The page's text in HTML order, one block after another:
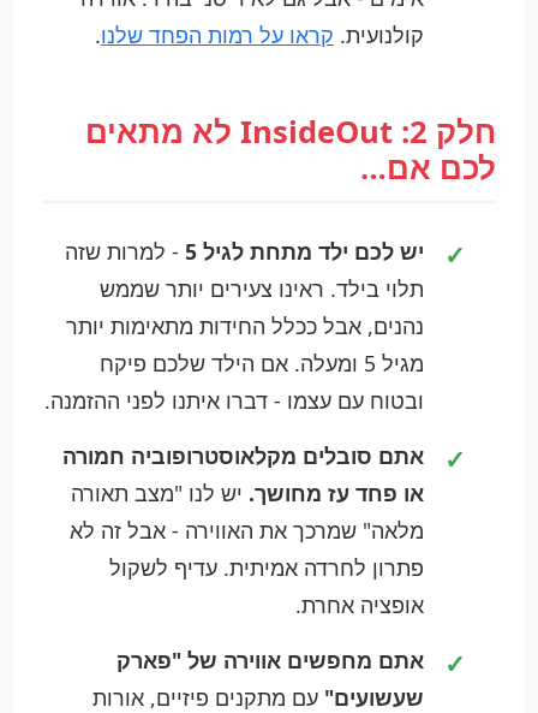
קולנועית. קראו על רמות הפחד שלנו.
חלק 2: InsideOut לא מתאים
לכם אם…
יש לכם ילד מתחת לגיל 5
- למרות שזה
תלוי בילד. ראינו צעירים יותר שממש
נהנים, אבל ככלל החידות מתאימות יותר
מגיל 5 ומעלה. אם הילד שלכם פיקח
ובטוח עם עצמו - דברו איתנו לפני ההזמנה.
אתם סובלים מקלאוסטרופוביה חמורה
או פחד עז מחושך. יש לנו "מצב תאורה
מלאה" שמרכך את האווירה - אבל זה לא
פתרון לחרדה אמיתית. עדיף לשקול
אופציה אחרת.
אתם מחפשים אווירה של "פארק
שעשועים" עם מתקנים פיזיים, אורות